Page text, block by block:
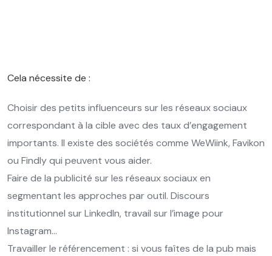
Cela nécessite de :
Choisir des petits influenceurs sur les réseaux sociaux
correspondant à la cible avec des taux d’engagement
importants. Il existe des sociétés comme WeWiink, Favikon
ou Findly qui peuvent vous aider.
Faire de la publicité sur les réseaux sociaux en
segmentant les approches par outil. Discours
institutionnel sur LinkedIn, travail sur l’image pour
Instagram…
Travailler le référencement : si vous faîtes de la pub mais